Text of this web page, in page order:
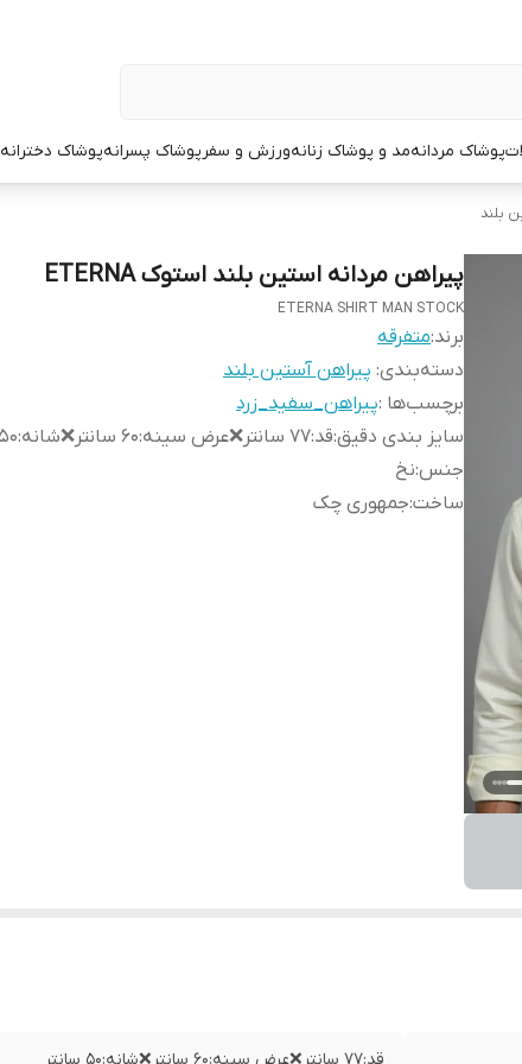
پوشاک مردانهمد و پوشاک زنانهورزش و سفرپوشاک پسرانهپوشاک دخترانه
بلند
پیراهن مردانه استین بلند استوک ETERNA
ETERNA SHIRT MAN STOCK
برند:متفرقه
دسته‌بندی: پیراهن آستین بلند
برچسب‌ها :پیراهن_سفید_زرد
سایز بندی دقیق:قد:۷۷ سانتر❌عرض سینه:۶۰ سانتر❌شانه:۵۰ سانتر
جنس:نخ
ساخت:جمهوری چک